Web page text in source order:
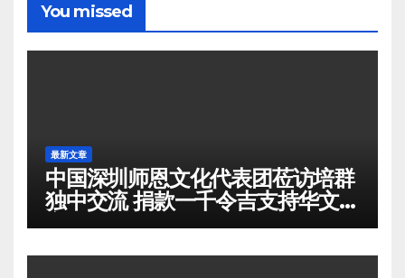
You missed
最新文章
中国深圳师恩文化代表团莅访培群
独中交流 捐款一千令吉支持华文教
育